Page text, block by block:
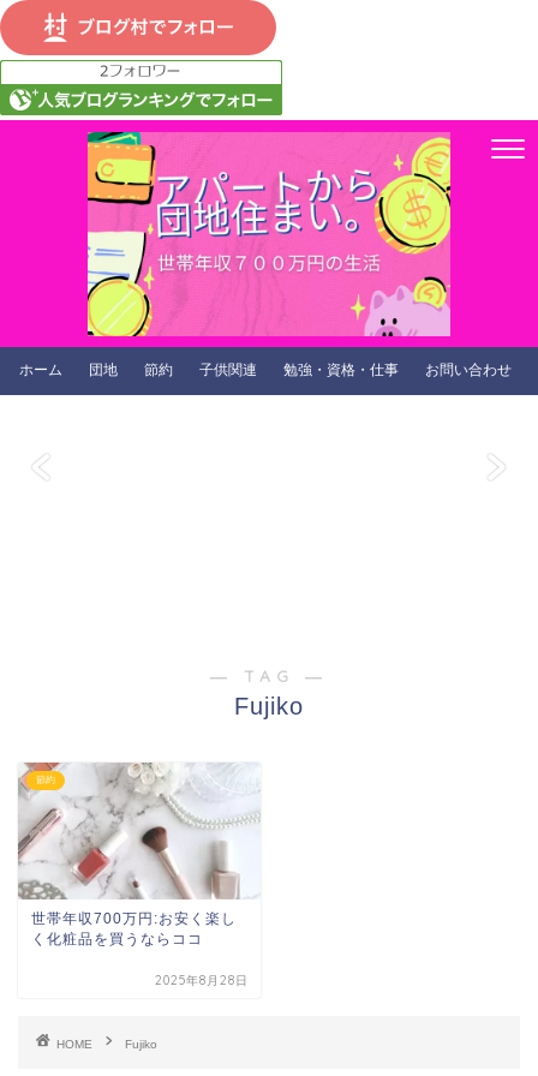
ホーム 団地 節約 子供関連 勉強・資格・仕事 お問い合わせ
― TAG ―
Fujiko
節約
世帯年収700万円:お安く楽し
く化粧品を買うならココ
2025年8月28日
HOME Fujiko